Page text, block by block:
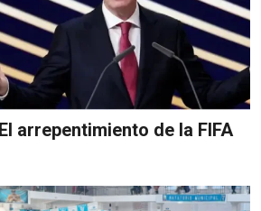
El arrepentimiento de la FIFA